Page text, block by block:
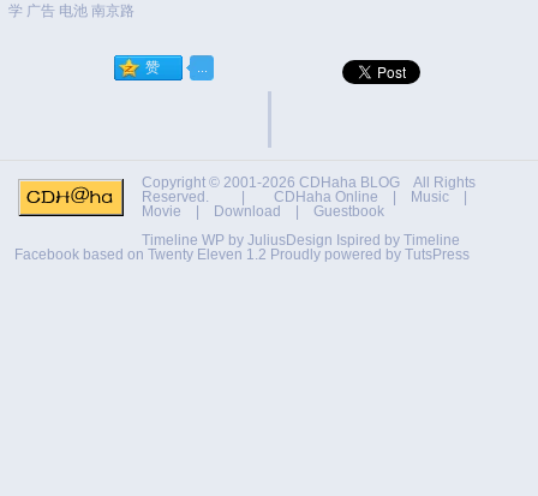
学 广告 电池 南京路
Copyright © 2001-2026 CDHaha BLOG All Rights
Reserved. | CDHaha Online Music
Movie
Download
Guestbook
Timeline WP by JuliusDesign Ispired by Timeline
Facebook based on Twenty Eleven 1.2 Proudly powered by TutsPress